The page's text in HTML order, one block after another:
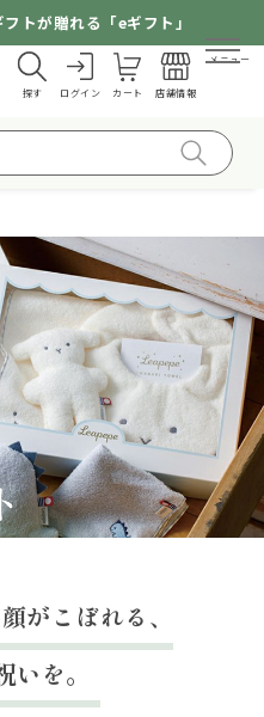
トが贈れる「eギフト」
探す ログイン カート 店舗情報
メニュー
がこぼれる、
を。